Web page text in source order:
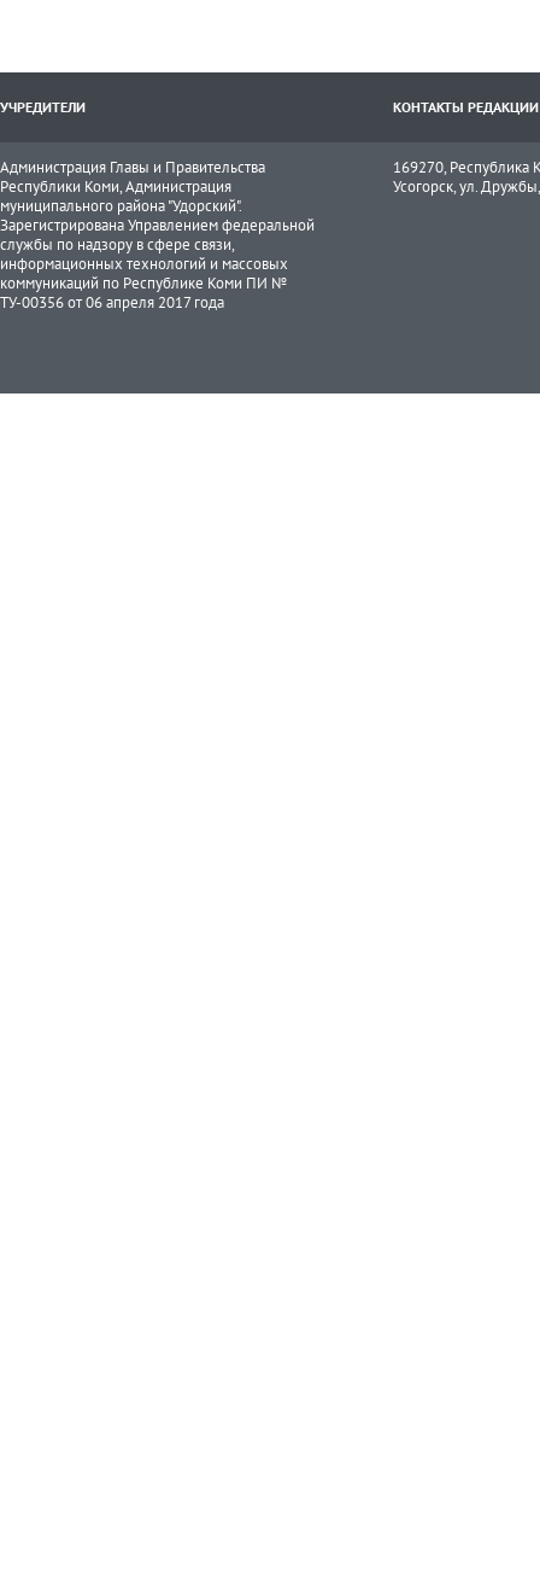
УЧРЕДИТЕЛИ КОНТАКТЫ РЕДАКЦИИ
Администрация Главы и Правительства
Республики Коми, Администрация
муниципального района "Удорский".
Зарегистрирована Управлением федеральной
службы по надзору в сфере связи,
информационных технологий и массовых
коммуникаций по Республике Коми ПИ №
ТУ-00356 от 06 апреля 2017 года
169270, Республика
Усогорск, ул.